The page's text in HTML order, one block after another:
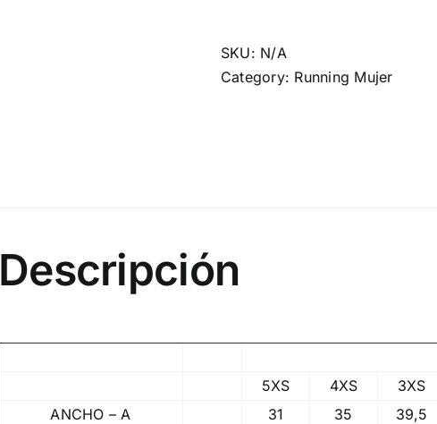
Sorpe
Mujer
SKU: N/A
Category: Running Mujer
Descripción
5XS
4XS 3XS
ANCHO – A
31 35 39,5